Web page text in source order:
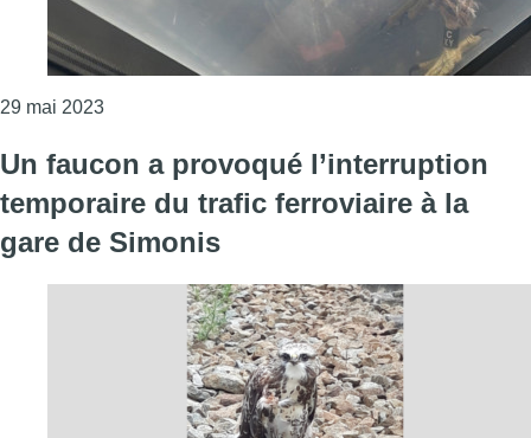
29 mai 2023Consulter l'article "De nombreuses interventions
Un faucon a provoqué l’interruption
temporaire du trafic ferroviaire à la
gare de Simonis